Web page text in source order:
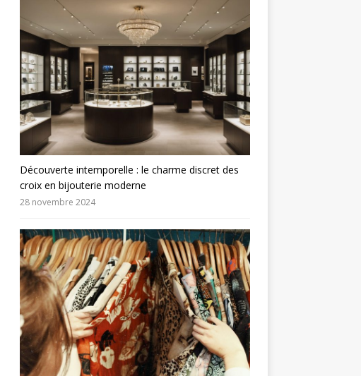
Découverte intemporelle : le charme discret des
croix en bijouterie moderne
28 novembre 2024